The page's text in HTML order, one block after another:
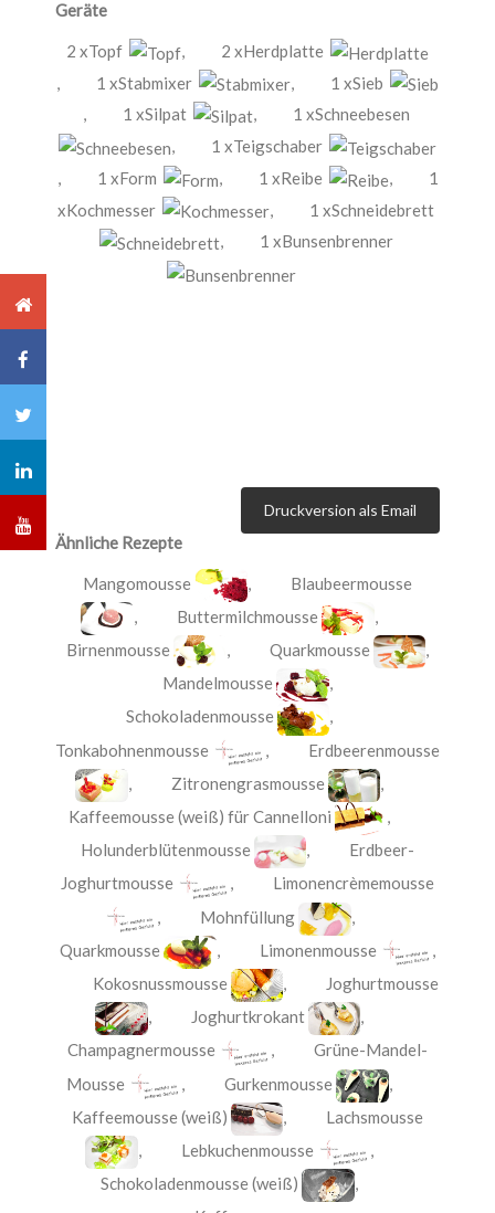
Geräte
2 xTopf ,
2 xHerdplatte
,
1 xStabmixer ,
1 xSieb
,
1 xSilpat ,
1 xSchneebesen
,
1 xTeigschaber
,
1 xForm , 1 xReibe ,
1
xKochmesser
1 xSchneidebrett
,
1 xBunsenbrenner
Druckversion als Email
Ähnliche Rezepte
Mangomousse , Blaubeermousse
, Buttermilchmousse
,
Birnenmousse
, Quarkmousse
,
Mandelmousse
,
Schokoladenmousse
,
Tonkabohnenmousse
, Erdbeerenmousse
, Zitronengrasmousse
,
Kaffeemousse (weiß) für Cannelloni
,
Holunderblütenmousse
, Erdbeer-
Joghurtmousse
, Limonencrèmemousse
, Mohnfüllung
,
Quarkmousse
, Limonenmousse
,
Kokosnussmousse
, Joghurtmousse
,
Joghurtkrokant
,
Champagnermousse
,Grüne-Mandel-
Mousse
, Gurkenmousse
,
Kaffeemousse (weiß)
, Lachsmousse
, Lebkuchenmousse
,
Schokoladenmousse (weiß)
,